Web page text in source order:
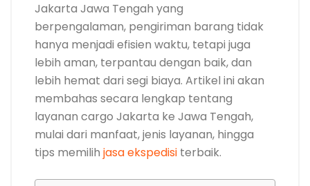
Jakarta Jawa Tengah yang
berpengalaman, pengiriman barang tidak
hanya menjadi efisien waktu, tetapi juga
lebih aman, terpantau dengan baik, dan
lebih hemat dari segi biaya. Artikel ini akan
membahas secara lengkap tentang
layanan cargo Jakarta ke Jawa Tengah,
mulai dari manfaat, jenis layanan, hingga
tips memilih jasa ekspedisi terbaik.